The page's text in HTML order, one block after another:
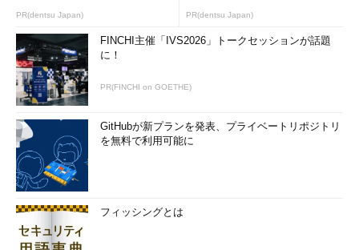
IASログの設定
このツールでIASサービスを管理する。ログを残す
ようにするには、ログファイルの設定を変更す
る。
（1）これを選択する。
（2）ログファイルの出力先を選択して右クリ
（3） これを選択する。
PR(dentsu Japan) PR(dentsu Japan)
FINCHI主催「IVS2026」トークセッションが話題
に！
PR(FINCHI on GOETHE)
GitHubが新プランを発表、プライベートリポジトリ
を無料で利用可能に
フィッシングとは